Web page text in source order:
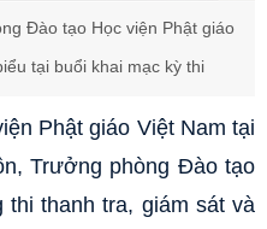
Đào tạo Học viện Phật giáo
tại buổi khai mạc kỳ thi
Phật giáo Việt Nam tại
Trưởng phòng Đào tạo
thi thanh tra, giám sát và